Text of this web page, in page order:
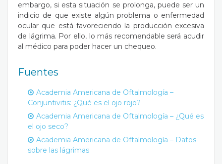
embargo, si esta situación se prolonga, puede ser un
indicio de que existe algún problema o enfermedad
ocular que está favoreciendo la producción excesiva
de lágrima. Por ello, lo más recomendable será acudir
al médico para poder hacer un chequeo.
Fuentes
Academia Americana de Oftalmología –
Conjuntivitis: ¿Qué es el ojo rojo?
Academia Americana de Oftalmología – ¿Qué es
el ojo seco?
Academia Americana de Oftalmología – Datos
sobre las lágrimas